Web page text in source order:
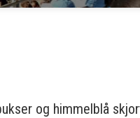
og himmelblå